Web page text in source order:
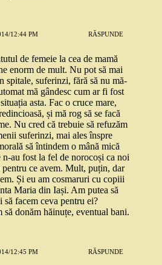
12:44 PM RĂSPUNDE
de femeie la cea de mamă
enorm de mult. Nu pot să mai
spitale, suferinzi, fără să nu mă-
mă gândesc cum ar fi fost
asta. Fac o cruce mare,
și mă rog să se facă
Nu cred că trebuie să refuzăm
suferinzi, mai ales înspre
să întindem o mână mică
n-au fost la fel de norocoși ca noi
ce avem. Mult, puțin, dar
Și eu am cosmaruri cu copiii
Maria din Iași. Am putea să
să facem ceva pentru ei?
să donăm hăinuțe, eventual bani.
12:45 PM RĂSPUNDE